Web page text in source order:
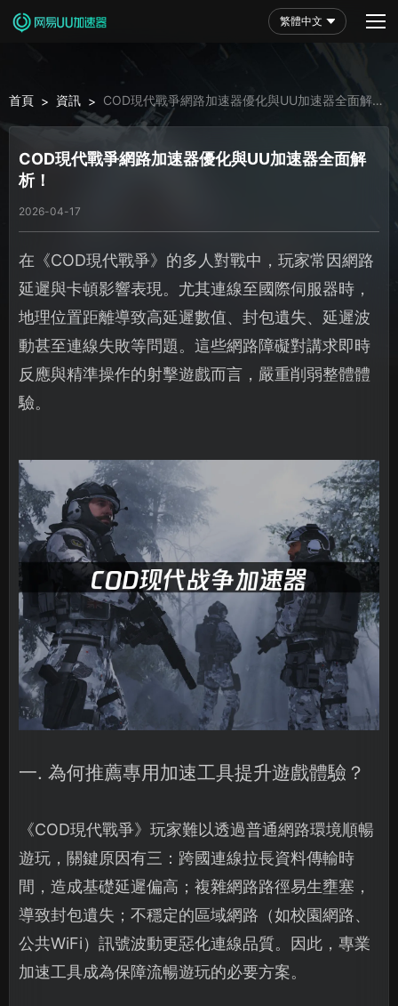
繁體中文
首頁 > 資訊 > COD現代戰爭網路加速器優化與UU加速器全面解
析！
COD現代戰爭網路加速器優化與UU加速器全面解
析！
2026-04-17
在《COD現代戰爭》的多人對戰中，玩家常因網路
延遲與卡頓影響表現。尤其連線至國際伺服器時，
地理位置距離導致高延遲數值、封包遺失、延遲波
動甚至連線失敗等問題。這些網路障礙對講求即時
反應與精準操作的射擊遊戲而言，嚴重削弱整體體
驗。
一. 為何推薦專用加速工具提升遊戲體驗？
《COD現代戰爭》玩家難以透過普通網路環境順暢
遊玩，關鍵原因有三：跨國連線拉長資料傳輸時
間，造成基礎延遲偏高；複雜網路路徑易生壅塞，
導致封包遺失；不穩定的區域網路（如校園網路、
公共WiFi）訊號波動更惡化連線品質。因此，專業
加速工具成為保障流暢遊玩的必要方案。